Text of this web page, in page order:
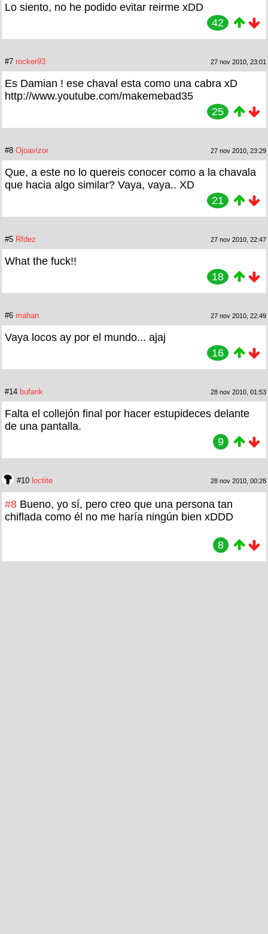
Lo siento, no he podido evitar reirme xDD
42
#7 rocker93 27 nov 2010, 23:01
Es Damian ! ese chaval esta como una cabra xD
http://www.youtube.com/makemebad35
25
#8 Ojoavizor 27 nov 2010, 23:29
Que, a este no lo quereis conocer como a la chavala
que hacia algo similar? Vaya, vaya.. XD
21
#5 Rfdez 27 nov 2010, 22:47
What the fuck!!
18
#6 mahan 27 nov 2010, 22:49
Vaya locos ay por el mundo... ajaj
16
#14 bufank 28 nov 2010, 01:53
Falta el collejón final por hacer estupideces delante
de una pantalla.
9
#10 loctite 28 nov 2010, 00:28
#8 Bueno, yo sí, pero creo que una persona tan
chiflada como él no me haría ningún bien xDDD
8